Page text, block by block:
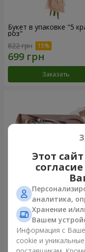
Букет в упаковке "5
роз"
822 грн
Заказать
Букет "7 розовых роз!"
1 074 грн
Заказать
Этот
аналитика,
Хранение и/
Вашем
Информация с
cookie и